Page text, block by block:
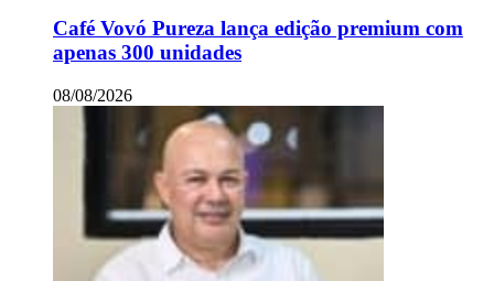
Café Vovó Pureza lança edição premium com
apenas 300 unidades
08/08/2026